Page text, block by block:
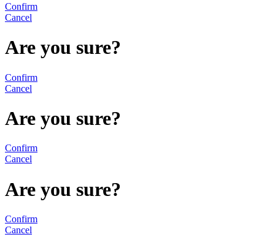
Confirm
Cancel
Are you sure?
Confirm
Cancel
Are you sure?
Confirm
Cancel
Are you sure?
Confirm
Cancel